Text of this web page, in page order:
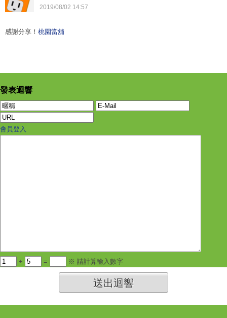
2019/08/02 14:57
感謝分享！ 桃園當舖
發表迴響
會員登入
+ = ※ 請計算輸入數字
送出迴響